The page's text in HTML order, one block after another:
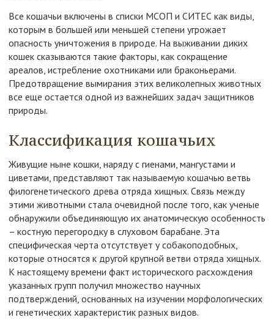
Все кошачьи включены в списки МСОП и СИТЕС как виды,
которым в большей или меньшей степени угрожает
опасность уничтожения в природе. На выживании диких
кошек сказываются такие факторы, как сокращение
ареалов, истребление охотниками или браконьерами.
Предотвращение вымирания этих великолепных животных
все еще остается одной из важнейших задач защитников
природы.
Классификация кошачьих
Живущие ныне кошки, наряду с гиенами, мангустами и
циветами, представляют так называемую кошачью ветвь
филогенетического древа отряда хищных. Связь между
этими животными стала очевидной после того, как ученые
обнаружили объединяющую их анатомическую особенность
– костную перегородку в слуховом барабане. Эта
специфическая черта отсутствует у собакоподобных,
которые относятся к другой крупной ветви отряда хищных.
К настоящему времени факт исторического расхождения
указанных групп получил множество научных
подтверждений, основанных на изучении морфологических
и генетических характеристик разных видов.